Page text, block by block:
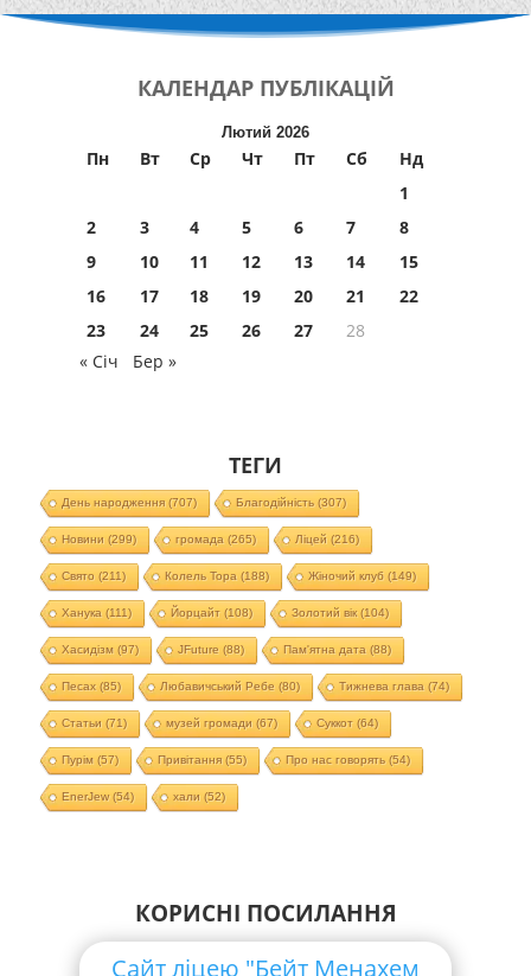
КАЛЕНДАР ПУБЛІКАЦІЙ
Лютий 2026
Пн Вт Ср Чт Пт Сб
Нд
1
2
3 4 5 6 7
8
9
10 11 12 13 14
15
16
17 18 19 20 21
22
23
24 25 26 27
28
« Січ
Бер »
ТЕГИ
День народження(707) Благодійність (307)
Новини (299) громада (265) Ліцей (216)
Свято (211) Колель Тора (188) Жіночий клуб (149)
Ханука (111) Йорцайт (108) Золотий вік(104)
Хасидізм (97) JFuture (88) Пам'ятна дата (88)
Песах(85) Любавичський Ребе (80) Тижнева глава (74)
Статьи (71) музей громади (67) Суккот (64)
Пурім (57) Привітання(55) Про нас говорять (54)
EnerJew(54) хали (52)
КОРИСНІ ПОСИЛАННЯ
Сайт ліцею "Бейт Менахем